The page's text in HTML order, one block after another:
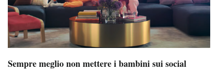
Sempre meglio non mettere i bambini sui social